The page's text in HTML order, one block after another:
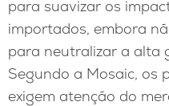
para suavizar os
importados, embora
para neutralizar a alta
Segundo a Mosaic, os
exigem atenção do